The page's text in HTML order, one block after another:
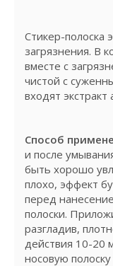
Стикер-полоска
загрязнения. В
вместе с
чистой с
входят
Способ
и после
быть хорошо
плохо, эффект
перед
полоски.
разгладив,
действия 10-20
носовую